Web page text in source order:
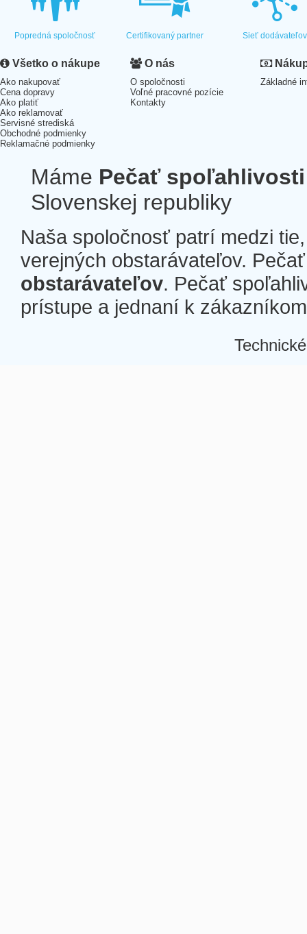
Popredná spoločnosť Certifikovaný partner Sieť dodávateľov
Všetko o nákupe
Ako nakupovať
Cena dopravy
Ako platiť
Ako reklamovať
Servisné strediská
Obchodné podmienky
Reklamačné podmienky
O nás
O spoločnosti
Voľné pracovné pozície
Kontakty
Základné
Máme Pečať spoľahlivosti
Slovenskej republiky
Naša spoločnosť patrí medzi
verejných obstarávateľov.
obstarávateľov. Pečať
prístupe a jednaní k